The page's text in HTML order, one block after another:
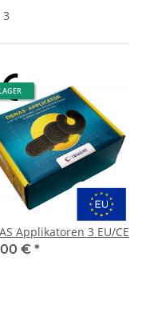
Applikatoren 3 EU/CE
€ *